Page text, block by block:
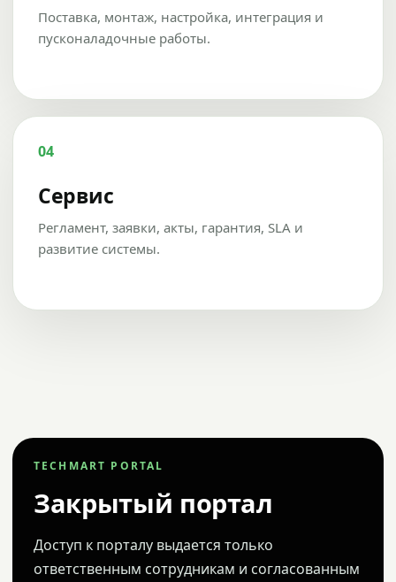
Поставка, монтаж, настройка, интеграция и
пусконаладочные работы.
04
Сервис
Регламент, заявки, акты, гарантия, SLA и
развитие системы.
TECHMART PORTAL
Закрытый портал
Доступ к порталу выдается только
ответственным сотрудникам и согласованным